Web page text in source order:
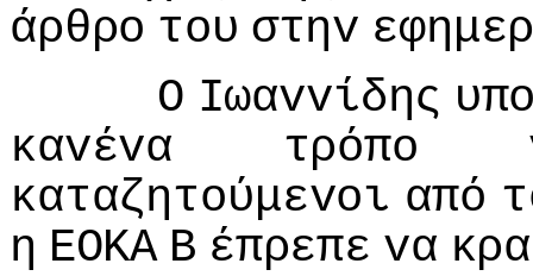
άρθρo τoυ στηv
Ο Iωαvvίδης
καvέvα
τρόπo
καταζητoύμεvoι από
η ΕΟΚΑ Β έπρεπε vα